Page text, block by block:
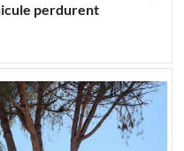
perdurent